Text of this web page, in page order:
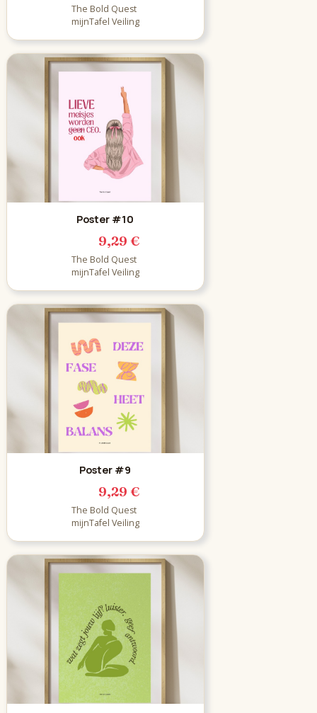
The Bold Quest
mijnTafel Veiling
Poster #10
9,29 €
The Bold Quest
mijnTafel Veiling
Poster #9
9,29 €
The Bold Quest
mijnTafel Veiling